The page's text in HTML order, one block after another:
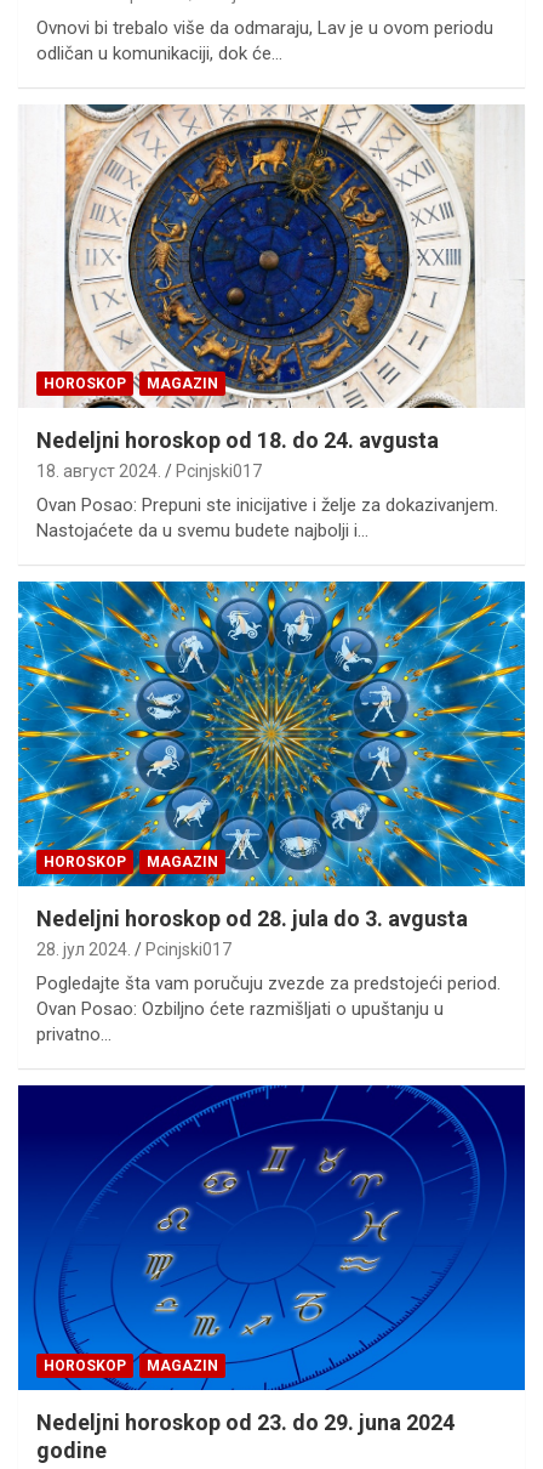
Ovnovi bi trebalo više da odmaraju, Lav je u ovom periodu
odličan u komunikaciji, dok će…
HOROSKOP MAGAZIN
Nedeljni horoskop od 18. do 24. avgusta
18. август 2024. Pcinjski017
Ovan Posao: Prepuni ste inicijative i želje za dokazivanjem.
Nastojaćete da u svemu budete najbolji i…
HOROSKOP MAGAZIN
Nedeljni horoskop od 28. jula do 3. avgusta
28. јул 2024. Pcinjski017
Pogledajte šta vam poručuju zvezde za predstojeći period.
Ovan Posao: Ozbiljno ćete razmišljati o upuštanju u
privatno…
HOROSKOP MAGAZIN
Nedeljni horoskop od 23. do 29. juna 2024
godine